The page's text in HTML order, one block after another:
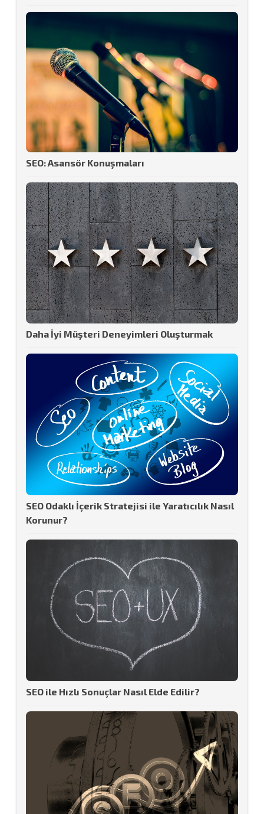
SEO: Asansör Konuşmaları
Daha İyi Müşteri Deneyimleri Oluşturmak
SEO Odaklı İçerik Stratejisi ile Yaratıcılık Nasıl
Korunur?
SEO ile Hızlı Sonuçlar Nasıl Elde Edilir?